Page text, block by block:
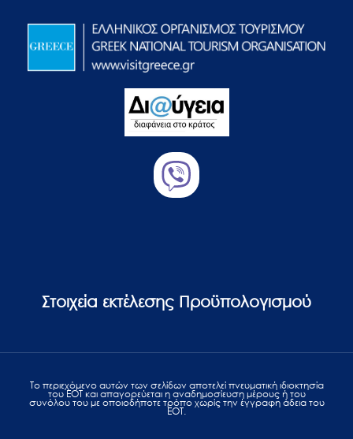
Στοιχεία εκτέλεσης Προϋπολογισμού
Το περιεχόμενο αυτών των σελίδων αποτελεί πvευματική ιδιοκτησία
του ΕΟΤ και απαγορεύεται η αναδημοσίευση μέρους ή του
συνόλου του με οποιοδήποτε τρόπο χωρίς την έγγραφη άδεια του
ΕΟΤ.